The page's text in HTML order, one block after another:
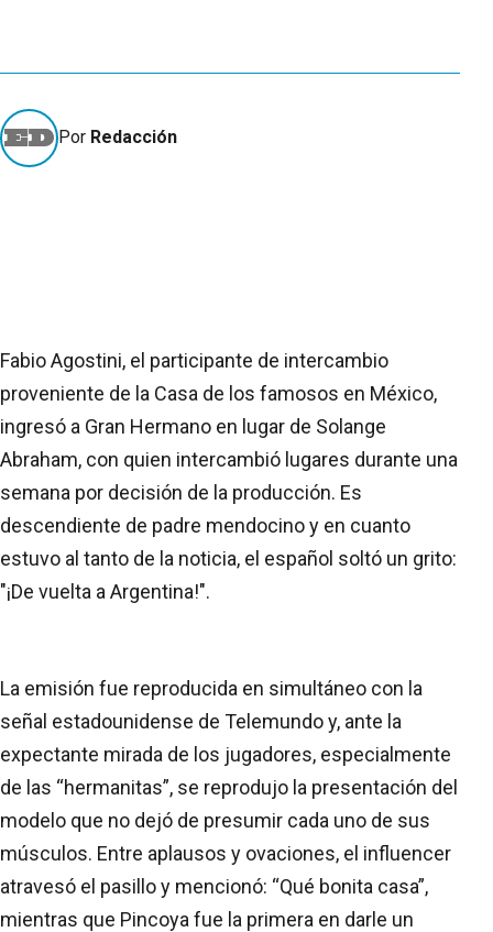
Por Redacción
Fabio Agostini, el participante de intercambio
proveniente de la Casa de los famosos en México,
ingresó a Gran Hermano en lugar de Solange
Abraham, con quien intercambió lugares durante una
semana por decisión de la producción. Es
descendiente de padre mendocino y en cuanto
estuvo al tanto de la noticia, el español soltó un grito:
"¡De vuelta a Argentina!".
La emisión fue reproducida en simultáneo con la
señal estadounidense de Telemundo y, ante la
expectante mirada de los jugadores, especialmente
de las “hermanitas”, se reprodujo la presentación del
modelo que no dejó de presumir cada uno de sus
músculos. Entre aplausos y ovaciones, el influencer
atravesó el pasillo y mencionó: “Qué bonita casa”,
mientras que Pincoya fue la primera en darle un